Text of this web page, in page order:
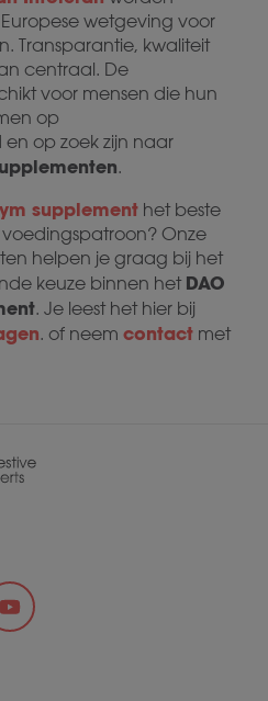
wetgeving voor
Transparantie, kwaliteit
centraal. De
voor mensen die hun
op
op zoek zijn naar
.
supplement het beste
Onze
helpen je graag bij het
keuze binnen het DAO
. Je leest het hier bij
. of neem contact met